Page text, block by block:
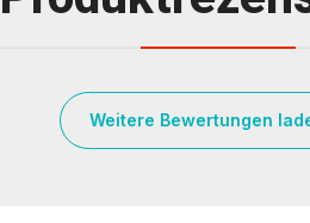
Weitere Bewertungen